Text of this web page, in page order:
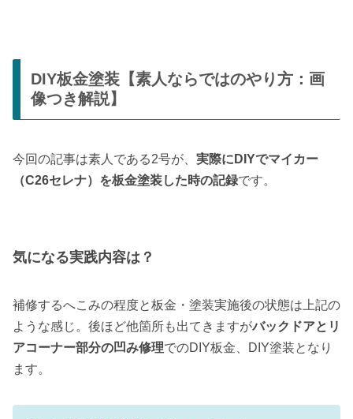
DIY板金塗装【素人ならではのやり方：画
像つき解説】
今回の記事は素人である2号が、 実際にDIYでマイカー
（C26セレナ）を板金塗装した時の記録です。
気になる実践内容は？
補修するへこみの程度と板金・塗装実施後の状態は上記の
ような感じ。後ほど他箇所も出てきますがバックドアとリ
アコーナー部分の凹み修理でのDIY板金、DIY塗装となり
ます。